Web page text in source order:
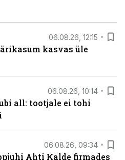
06.08.26, 12:15
kasvas üle
06.08.26, 10:14
all: tootjale ei tohi
06.08.26, 09:34
Ahti Kalde firmades